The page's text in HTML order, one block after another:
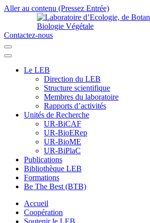
Aller au contenu (Pressez Entrée)
Contactez-nous
Le LEB
Direction du LEB
Structure scientifique
Membres du laboratoire
Rapports d’activités
Unités de Recherche
UR-BiCAF
UR-BioERep
UR-BioME
UR-BiPlaC
Publications
Bibliothèque LEB
Formations
Be The Best (BTB)
Accueil
Coopération
Soutenir le LEB